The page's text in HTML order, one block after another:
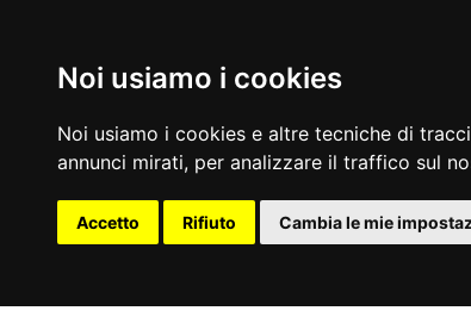
Noi usiamo i cookies
Noi usiamo i cookies e altre tecniche di
annunci mirati, per analizzare il traffico sul
Accetto Rifiuto Cambia le mie